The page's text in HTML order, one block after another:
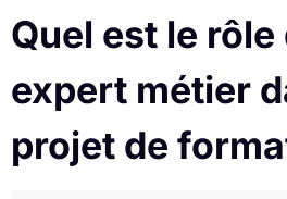
Quel est le rôle
expert métier
projet de